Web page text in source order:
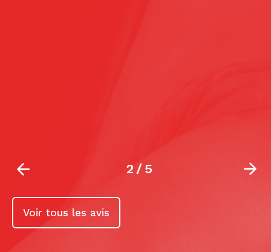
2/5
Voir tous les avis